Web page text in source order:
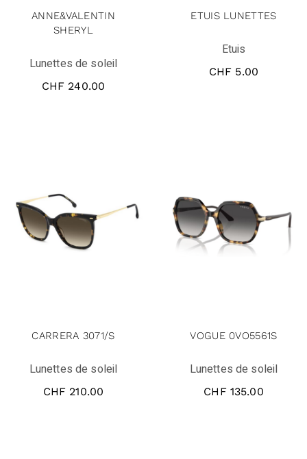
ANNE&VALENTIN
SHERYL
Lunettes de soleil
CHF 240.00
ETUIS LUNETTES
Etuis
CHF 5.00
CARRERA 3071/S
Lunettes de soleil
CHF 210.00
VOGUE 0VO5561S
Lunettes de soleil
CHF 135.00